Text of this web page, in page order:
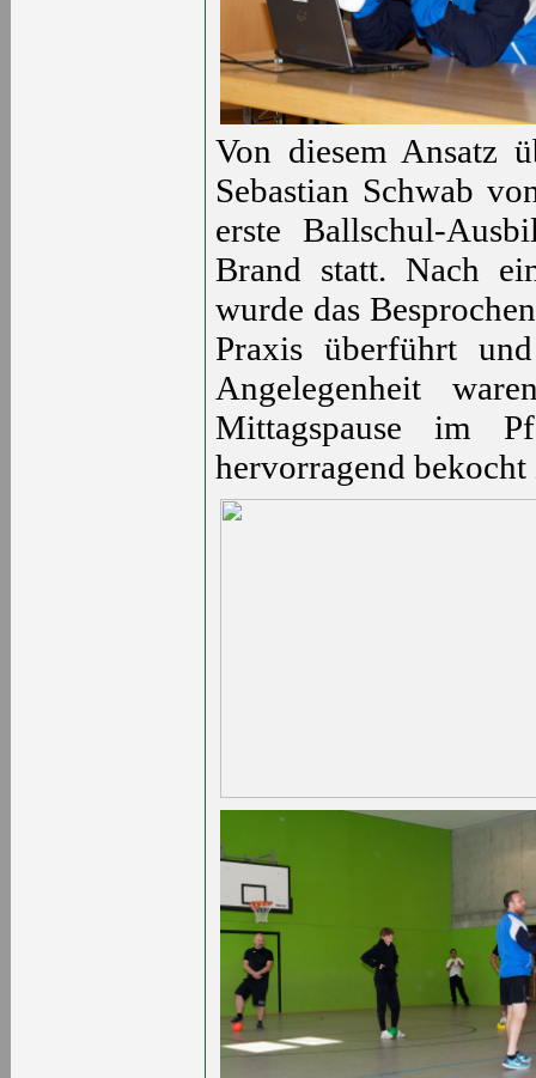
Von diesem Ansatz
Sebastian Schwab
erste Ballschul-
Brand statt. Nach
wurde das
Praxis überführt
Angelegenheit
Mittagspause im
hervorragend bekocht